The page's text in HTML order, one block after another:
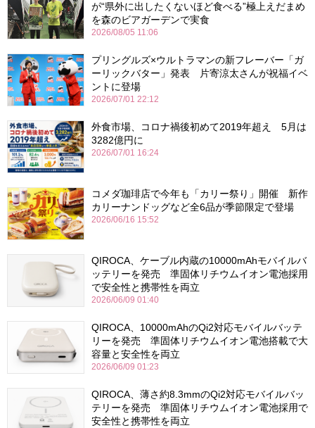
が“県外に出したくないほど食べる”極上えだまめ
を森のビアガーデンで実食
2026/08/05 11:06
プリングルズ×ウルトラマンの新フレーバー「ガ
ーリックバター」発表 片寄涼太さんが祝福イベ
ントに登場
2026/07/01 22:12
外食市場、コロナ禍後初めて2019年超え 5月は
3282億円に
2026/07/01 16:24
コメダ珈琲店で今年も「カリー祭り」開催 新作
カリーナンドッグなど全6品が季節限定で登場
2026/06/16 15:52
QIROCA、ケーブル内蔵の10000mAhモバイルバ
ッテリーを発売 準固体リチウムイオン電池採用
で安全性と携帯性を両立
2026/06/09 01:40
QIROCA、10000mAhのQi2対応モバイルバッテ
リーを発売 準固体リチウムイオン電池搭載で大
容量と安全性を両立
2026/06/09 01:23
QIROCA、薄さ約8.3mmのQi2対応モバイルバッ
テリーを発売 準固体リチウムイオン電池採用で
安全性と携帯性を両立